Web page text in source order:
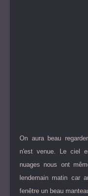
On aura beau
n'est venue. Le ciel
nuages nous ont
lendemain matin car
fenêtre un beau